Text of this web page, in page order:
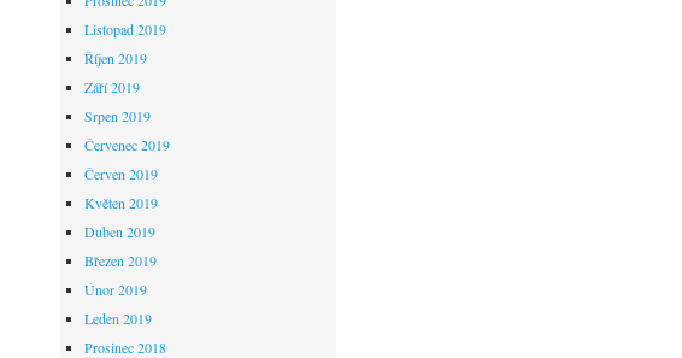
Listopad 2019
Říjen 2019
Září 2019
Srpen 2019
Červenec 2019
Červen 2019
Květen 2019
Duben 2019
Březen 2019
Únor 2019
Leden 2019
Prosinec 2018